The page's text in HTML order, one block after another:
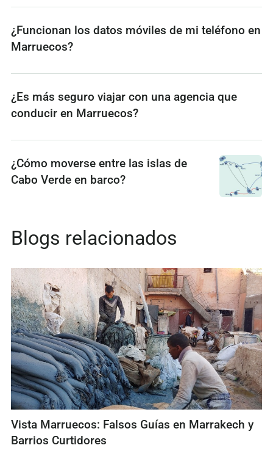
¿Funcionan los datos móviles de mi teléfono en
Marruecos?
¿Es más seguro viajar con una agencia que
conducir en Marruecos?
¿Cómo moverse entre las islas de
Cabo Verde en barco?
Blogs relacionados
Vista Marruecos: Falsos Guías en Marrakech y
Barrios Curtidores